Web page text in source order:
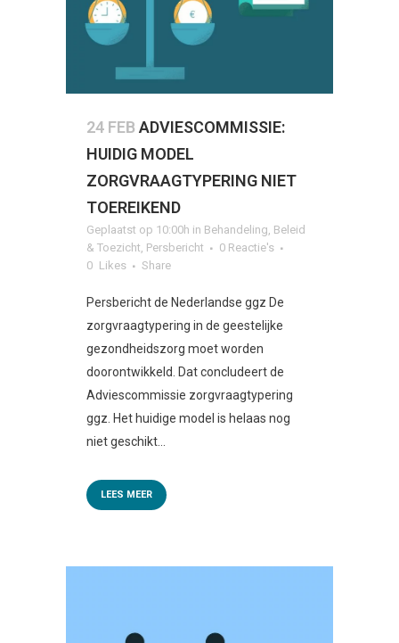
24 FEB ADVIESCOMMISSIE:
HUIDIG MODEL
ZORGVRAAGTYPERING NIET
TOEREIKEND
Geplaatst op 10:00h in Behandeling Beleid
& Toezicht Persbericht
0 Reactie's
0 Likes Share
Persbericht de Nederlandse ggz De
zorgvraagtypering in de geestelijke
gezondheidszorg moet worden
doorontwikkeld. Dat concludeert de
Adviescommissie zorgvraagtypering
ggz. Het huidige model is helaas nog
niet geschikt...
LEES MEER